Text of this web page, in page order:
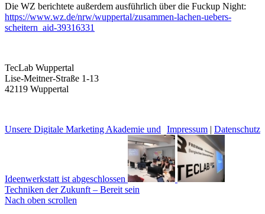
Die WZ berichtete außerdem ausführlich über die Fuckup Night:
https://www.wz.de/nrw/wuppertal/zusammen-lachen-uebers-
scheitern_aid-39316331
TecLab Wuppertal
Lise-Meitner-Straße 1-13
42119 Wuppertal
Impressum | Datenschutz
Unsere Digitale Marketing Akademie und
Ideenwerkstatt ist abgeschlossen
Techniken der Zukunft – Bereit sein
Nach oben scrollen